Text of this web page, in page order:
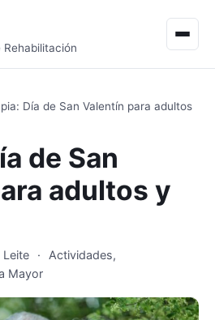
Día de San Valentín para adultos
de San
adultos y
Leite · Actividades,
Mayor